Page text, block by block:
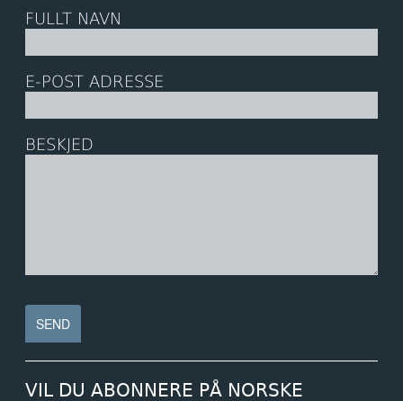
FULLT NAVN
E-POST ADRESSE
BESKJED
VIL DU ABONNERE PÅ NORSKE